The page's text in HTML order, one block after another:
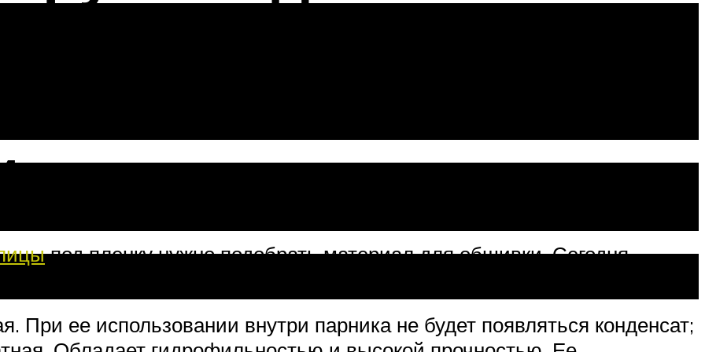
8 характеристик
под пленку нужно подобрать материал для обшивки. Сегодня
следующими видами пленок:
При ее использовании внутри парника не будет появляться конденсат;